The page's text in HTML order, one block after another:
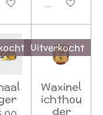
Uitverkocht
Uitverkocht
Waxinel
ichthou
der